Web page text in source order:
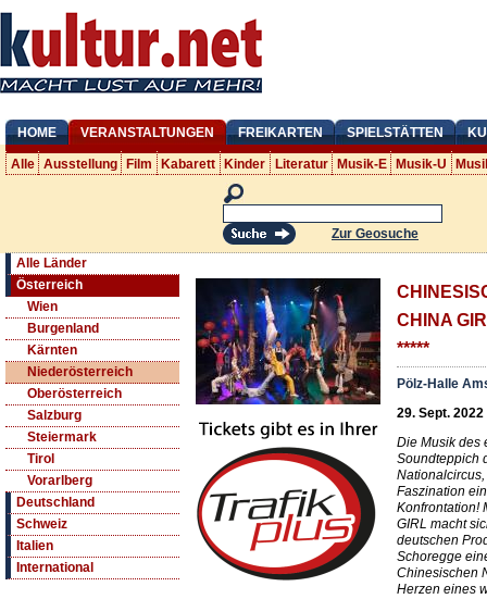
HOME VERANSTALTUNGEN FREIKARTEN SPIELSTÄTTEN
Alle Ausstellung Film Kabarett Kinder Literatur Musik-E Musik-U
Zur Geosuche
Alle Länder
Österreich
Wien
Burgenland
Kärnten
Niederösterreich
Oberösterreich
Salzburg
Steiermark
Tirol
Vorarlberg
Deutschland
Schweiz
Italien
International
CHINA
*****
Pölz-Halle
29. Sept. 2022
Die Musik des
Soundteppich
Faszination
Konfrontation!
GIRL macht
deutschen
Schoregge
Chinesischen
Herzen eines